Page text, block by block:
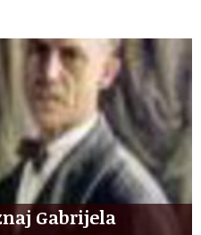
Gabrijela